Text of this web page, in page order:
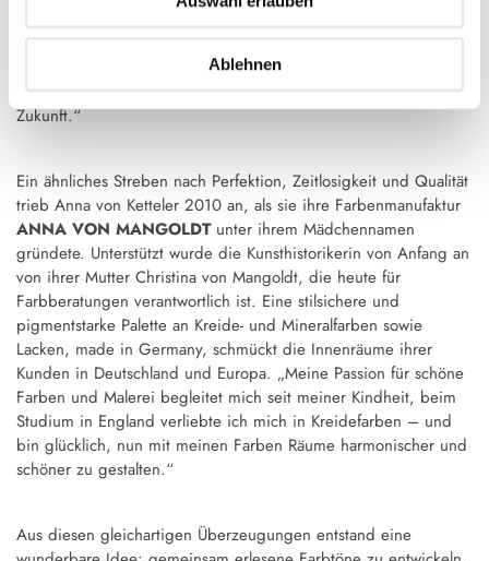
Ablehnen
Das ist bis heute das Leitmotiv des Geschäftsführers Dr. Axel
Schmitz: „Wir setzen auf Tradition statt auf kurzlebige Trends, all
unsere Bauwerke transferieren eine bewährte Ästhetik in die
Zukunft.“
Ein ähnliches Streben nach Perfektion, Zeitlosigkeit und Qualität
trieb Anna von Ketteler 2010 an, als sie ihre Farbenmanufaktur
ANNA VON MANGOLDT unter ihrem Mädchennamen
gründete. Unterstützt wurde die Kunsthistorikerin von Anfang an
von ihrer Mutter Christina von Mangoldt, die heute für
Farbberatungen verantwortlich ist. Eine stilsichere und
pigmentstarke Palette an Kreide- und Mineralfarben sowie
Lacken, made in Germany, schmückt die Innenräume ihrer
Kunden in Deutschland und Europa. „Meine Passion für schöne
Farben und Malerei begleitet mich seit meiner Kindheit, beim
Studium in England verliebte ich mich in Kreidefarben – und
bin glücklich, nun mit meinen Farben Räume harmonischer und
schöner zu gestalten.“
Aus diesen gleichartigen Überzeugungen entstand eine